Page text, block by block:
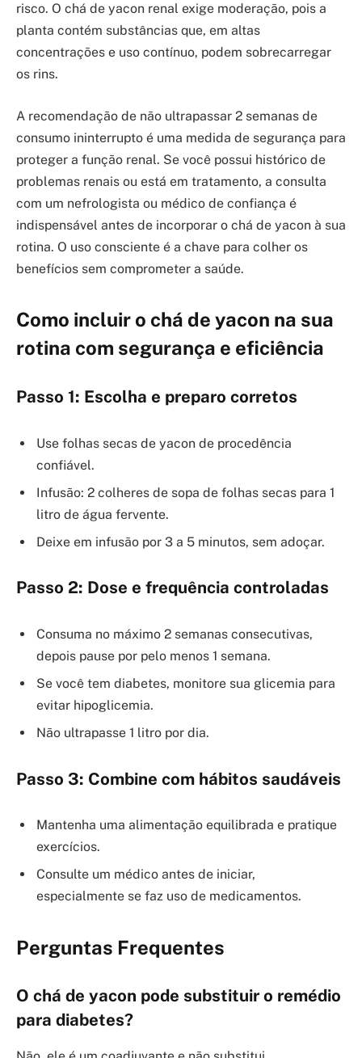
risco. O chá de yacon renal exige moderação, pois a
planta contém substâncias que, em altas
concentrações e uso contínuo, podem sobrecarregar
os rins.
A recomendação de não ultrapassar 2 semanas de
consumo ininterrupto é uma medida de segurança para
proteger a função renal. Se você possui histórico de
problemas renais ou está em tratamento, a consulta
com um nefrologista ou médico de confiança é
indispensável antes de incorporar o chá de yacon à sua
rotina. O uso consciente é a chave para colher os
benefícios sem comprometer a saúde.
Como incluir o chá de yacon na sua
rotina com segurança e eficiência
Passo 1: Escolha e preparo corretos
Use folhas secas de yacon de procedência
confiável.
Infusão: 2 colheres de sopa de folhas secas para 1
litro de água fervente.
Deixe em infusão por 3 a 5 minutos, sem adoçar.
Passo 2: Dose e frequência controladas
Consuma no máximo 2 semanas consecutivas,
depois pause por pelo menos 1 semana.
Se você tem diabetes, monitore sua glicemia para
evitar hipoglicemia.
Não ultrapasse 1 litro por dia.
Passo 3: Combine com hábitos saudáveis
Mantenha uma alimentação equilibrada e pratique
exercícios.
Consulte um médico antes de iniciar,
especialmente se faz uso de medicamentos.
Perguntas Frequentes
O chá de yacon pode substituir o remédio
para diabetes?